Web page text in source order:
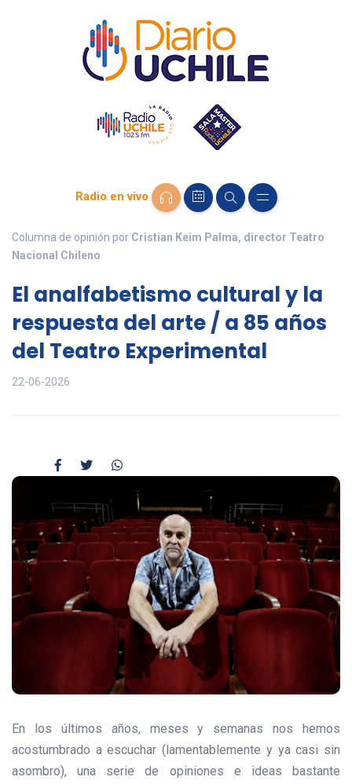
Radio en vivo
Columna de opinión por Cristian Keim Palma, director Teatro
Nacional Chileno
El analfabetismo cultural y la
respuesta del arte / a 85 años
del Teatro Experimental
22-06-2026
En los últimos años, meses y semanas nos hemos
acostumbrado a escuchar (lamentablemente y ya casi sin
asombro), una serie de opiniones e ideas bastante